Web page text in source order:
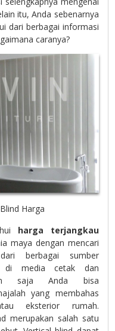
itu, Anda sebenarnya
dari berbagai informasi
caranya?
Harga
harga terjangkau
maya dengan mencari
berbagai sumber
di media cetak dan
saja Anda bisa
yang membahas
eksterior rumah.
merupakan salah satu